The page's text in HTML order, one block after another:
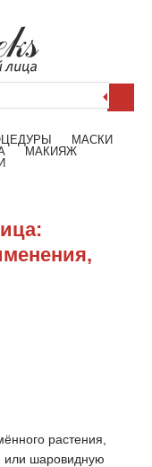
МАСКИ
МАКИЯЖ
растения,
или шаровидную